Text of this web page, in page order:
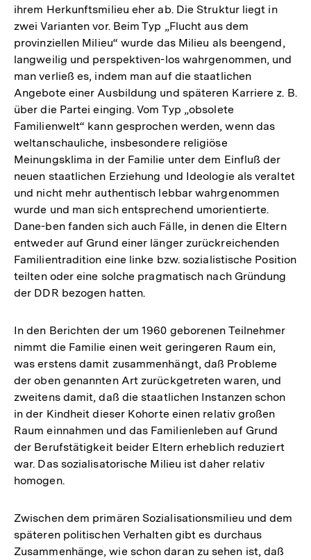
ihrem Herkunftsmilieu eher ab. Die Struktur liegt in
zwei Varianten vor. Beim Typ „Flucht aus dem
provinziellen Milieu“ wurde das Milieu als beengend,
langweilig und perspektiven-los wahrgenommen, und
man verließ es, indem man auf die staatlichen
Angebote einer Ausbildung und späteren Karriere z. B.
über die Partei einging. Vom Typ „obsolete
Familienwelt“ kann gesprochen werden, wenn das
weltanschauliche, insbesondere religiöse
Meinungsklima in der Familie unter dem Einfluß der
neuen staatlichen Erziehung und Ideologie als veraltet
und nicht mehr authentisch lebbar wahrgenommen
wurde und man sich entsprechend umorientierte.
Dane-ben fanden sich auch Fälle, in denen die Eltern
entweder auf Grund einer länger zurückreichenden
Familientradition eine linke bzw. sozialistische Position
teilten oder eine solche pragmatisch nach Gründung
der DDR bezogen hatten.
In den Berichten der um 1960 geborenen Teilnehmer
nimmt die Familie einen weit geringeren Raum ein,
was erstens damit zusammenhängt, daß Probleme
der oben genannten Art zurückgetreten waren, und
zweitens damit, daß die staatlichen Instanzen schon
in der Kindheit dieser Kohorte einen relativ großen
Raum einnahmen und das Familienleben auf Grund
der Berufstätigkeit beider Eltern erheblich reduziert
war. Das sozialisatorische Milieu ist daher relativ
homogen.
Zwischen dem primären Sozialisationsmilieu und dem
späteren politischen Verhalten gibt es durchaus
Zusammenhänge, wie schon daran zu sehen ist, daß